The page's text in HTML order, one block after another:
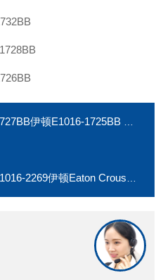
1725BB Crouse-Hinds E1016-1726BB 400A
伊顿Eaton Crouse-Hinds E1016-2267 插座